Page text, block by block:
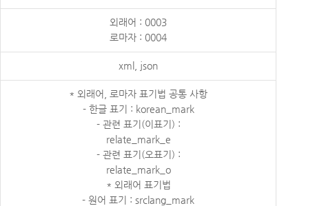
외래어 : 0003
로마자 : 0004
xml, json
* 외래어, 로마자 표기법 공통 사항
- 한글 표기 : korean_mark
- 관련 표기(이표기) :
relate_mark_e
- 관련 표기(오표기) :
relate_mark_o
* 외래어 표기법
- 원어 표기 : srclang_mark